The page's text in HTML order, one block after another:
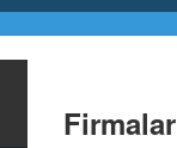
Firmalar